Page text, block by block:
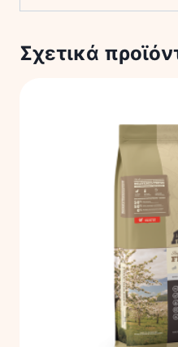
Σχετικά